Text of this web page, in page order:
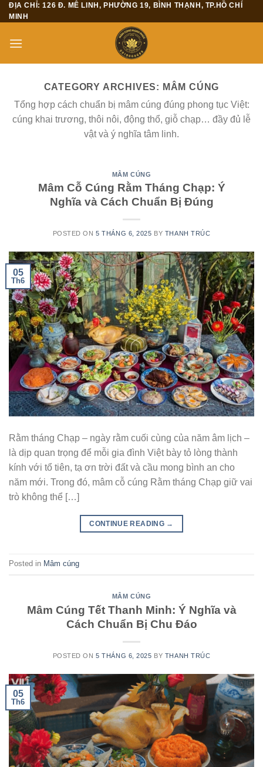
Skip
to
ĐỊA CHỈ: 126 Đ. MÊ LINH, PHƯỜNG 19, BÌNH THẠNH, TP.HỒ CHÍ
MINH
CATEGORY ARCHIVES: MÂM CÚNG
Tổng hợp cách chuẩn bị mâm cúng đúng phong tục Việt:
cúng khai trương, thôi nôi, động thổ, giỗ chạp… đầy đủ lễ
vật và ý nghĩa tâm linh.
MÂM CÚNG
Mâm Cỗ Cúng Rằm Tháng Chạp: Ý
Nghĩa và Cách Chuẩn Bị Đúng
POSTED ON5 THÁNG 6, 2025 BY THANH TRÚC
05
Th6
Rằm tháng Chạp – ngày rằm cuối cùng của năm âm lịch –
là dịp quan trọng để mỗi gia đình Việt bày tỏ lòng thành
kính với tổ tiên, tạ ơn trời đất và cầu mong bình an cho
năm mới. Trong đó, mâm cỗ cúng Rằm tháng Chạp giữ vai
trò không thể […]
CONTINUE READING →
Posted in Mâm cúng
MÂM CÚNG
Mâm Cúng Tết Thanh Minh: Ý Nghĩa và
Cách Chuẩn Bị Chu Đáo
POSTED ON5 THÁNG 6, 2025 BY THANH TRÚC
05
Th6